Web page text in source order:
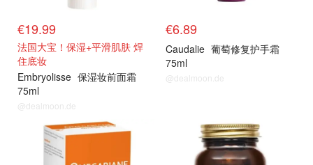
€19.99
法国大宝！保湿+平滑肌肤 焊
住底妆
Embryolisse 保湿妆前面霜
75ml
@dealmoon.de
€6.89
Caudalie 葡萄修复护手霜
75ml
@dealmoon.de